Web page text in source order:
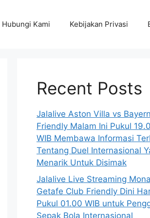
Hubungi Kami Kebijakan Privasi
Recent Posts
Jalalive Aston Villa vs
Friendly Malam Ini Pukul
WIB Membawa Informasi
Tentang Duel Internasional
Menarik Untuk Disimak
Jalalive Live Streaming
Getafe Club Friendly Dini
Pukul 01.00 WIB untuk
Sepak Bola Internasional